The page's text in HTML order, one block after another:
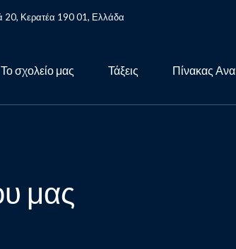
20, Κερατέα 190 01, Ελλάδα
Το σχολείο μας Τάξεις Πίνακας
μας